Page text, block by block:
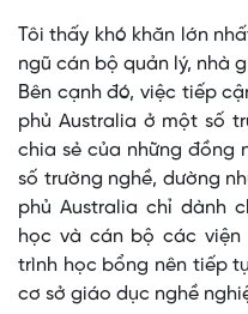
Tôi thấy khó khăn lớn
ngũ cán bộ quản lý, nhà
Bên cạnh đó, việc tiếp
phủ Australia ở một số
chia sẻ của những đồng
số trường nghề, dường
phủ Australia chỉ dành
học và cán bộ các viện
trình học bổng nên tiếp
cơ sở giáo dục nghề